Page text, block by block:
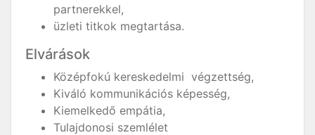
partnerekkel,
üzleti titkok megtartása.
Elvárások
Középfokú kereskedelmi végzettség,
Kiváló kommunikációs képesség,
Kiemelkedő empátia,
Tulajdonosi szemlélet